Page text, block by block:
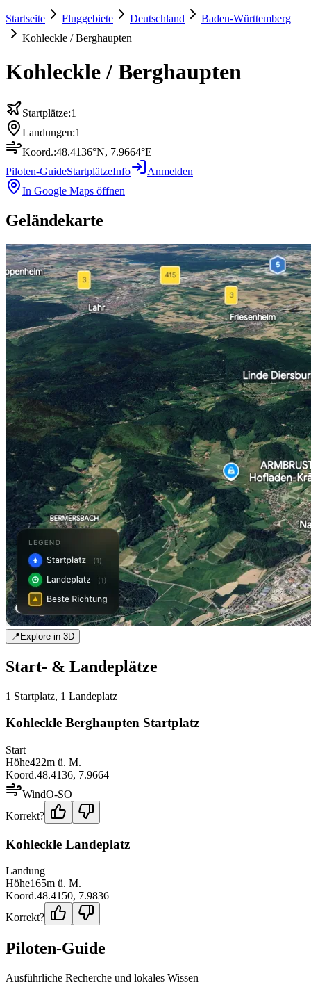
Startseite Fluggebiete Deutschland
Baden-Württemberg
Kohleckle / Berghaupten
Kohleckle / Berghaupten
Startplätze:1
Landungen:1
Koord.:48.4136°N, 7.9664°E
Piloten-GuideStartplätzeInfo
Anmelden
In Google Maps öffnen
Geländekarte
📍Explore in 3D
Start- & Landeplätze
1 Startplatz, 1 Landeplatz
Kohleckle Berghaupten Startplatz
Start
Höhe422m ü. M.
Koord.48.4136, 7.9664
WindO-SO
Korrekt?
Kohleckle Landeplatz
Landung
Höhe165m ü. M.
Koord.48.4150, 7.9836
Korrekt?
Piloten-Guide
Ausführliche Recherche und lokales Wissen